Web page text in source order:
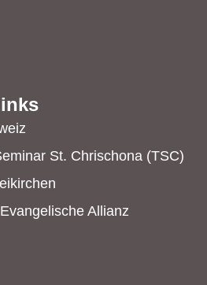
St. Chrischona (TSC)
Allianz